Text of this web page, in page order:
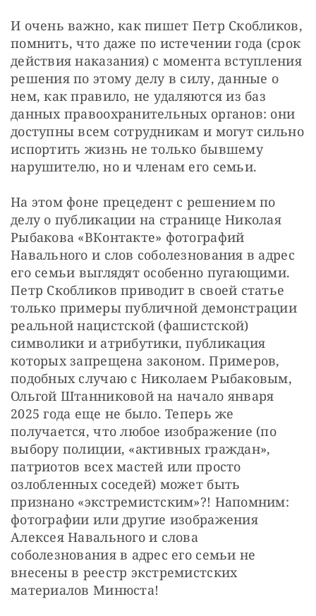
И очень важно, как пишет Петр Скобликов,
помнить, что даже по истечении года (срок
действия наказания) с момента вступления
решения по этому делу в силу, данные о
нем, как правило, не удаляются из баз
данных правоохранительных органов: они
доступны всем сотрудникам и могут сильно
испортить жизнь не только бывшему
нарушителю, но и членам его семьи.
На этом фоне прецедент с решением по
делу о публикации на странице Николая
Рыбакова «ВКонтакте» фотографий
Навального и слов соболезнования в адрес
его семьи выглядят особенно пугающими.
Петр Скобликов приводит в своей статье
только примеры публичной демонстрации
реальной нацистской (фашистской)
символики и атрибутики, публикация
которых запрещена законом. Примеров,
подобных случаю с Николаем Рыбаковым,
Ольгой Штанниковой на начало января
2025 года еще не было. Теперь же
получается, что любое изображение (по
выбору полиции, «активных граждан»,
патриотов всех мастей или просто
озлобленных соседей) может быть
признано «экстремистским»?! Напомним:
фотографии или другие изображения
Алексея Навального и слова
соболезнования в адрес его семьи не
внесены в реестр экстремистских
материалов Минюста!